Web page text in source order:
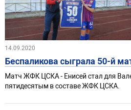
14.09.2020
Беспаликова сыграла 50-й
Матч ЖФК ЦСКА - Енисей стал для
пятидесятым в составе ЖФК ЦСКА.